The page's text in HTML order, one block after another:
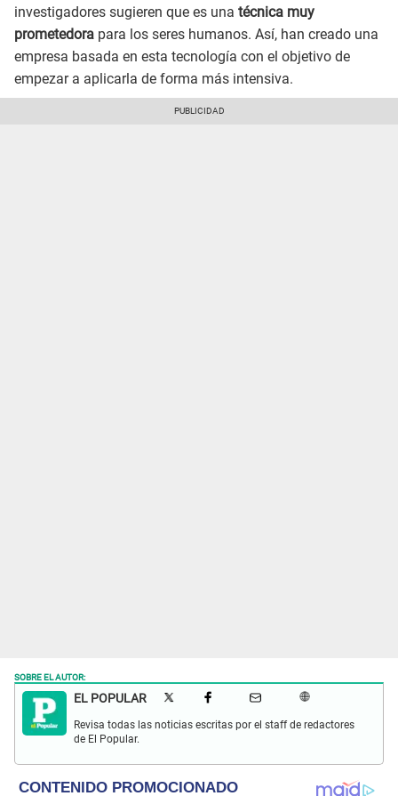
investigadores sugieren que es una técnica muy
prometedora para los seres humanos. Así, han creado una
empresa basada en esta tecnología con el objetivo de
empezar a aplicarla de forma más intensiva.
SOBRE EL AUTOR:
EL POPULAR
Revisa todas las noticias escritas por el staff de redactores
de El Popular.